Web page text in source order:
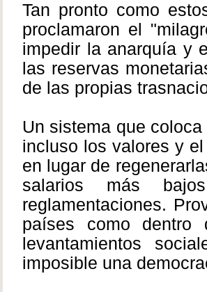
Tan pronto como
proclamaron el
impedir la anarquía y
las reservas
de las propias
Un sistema que
incluso los valores y
en lugar de
salarios más
reglamentaciones.
países como dentro
levantamientos
imposible una